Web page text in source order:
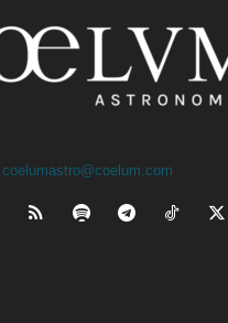
coelumastro@coelum.com